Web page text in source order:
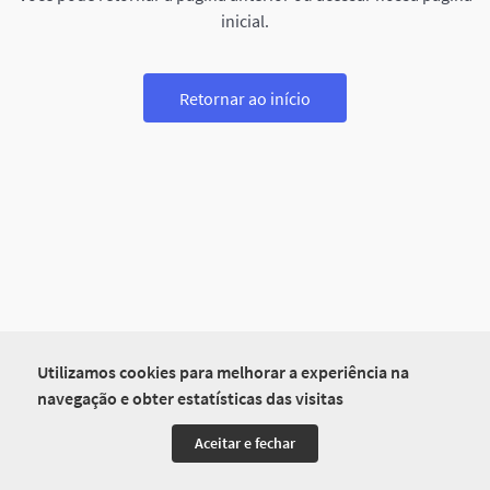
Utilizamos cookies para melhorar a experiência na
navegação e obter estatísticas das visitas
Aceitar e fechar
inicial.
Retornar ao início